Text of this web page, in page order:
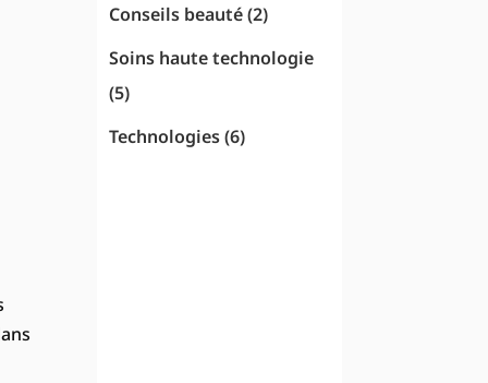
Conseils beauté(2)
Soins haute technologie
(5)
Technologies(6)